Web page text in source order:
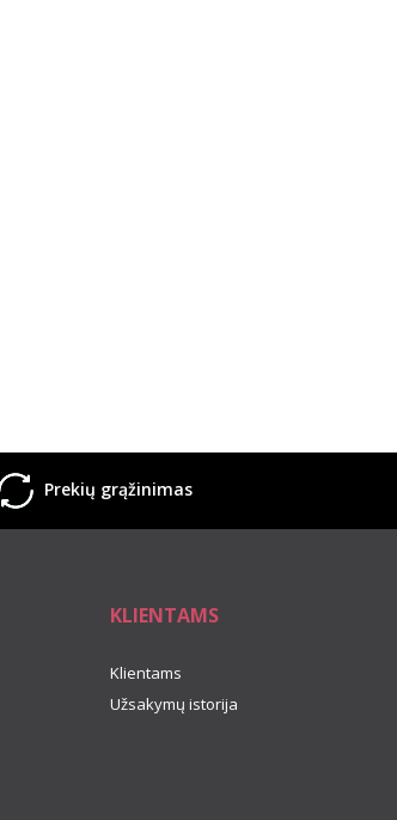
Prekių grąžinimas
KLIENTAMS
Klientams
Užsakymų istorija